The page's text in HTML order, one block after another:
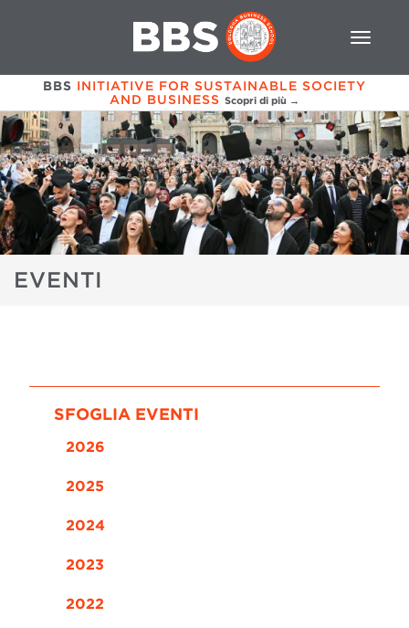
BBS INITIATIVE FOR SUSTAINABLE SOCIETY
AND BUSINESS Scopri di più →
EVENTI
SFOGLIA EVENTI
2026
2025
2024
2023
2022